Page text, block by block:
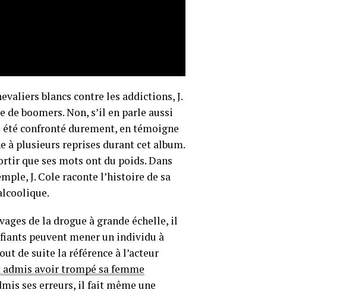
blancs contre les addictions, J.
boomers. Non, s’il en parle aussi
confronté durement, en témoigne
à plusieurs reprises durant cet album.
que ses mots ont du poids. Dans
J. Cole raconte l’histoire de sa
de la drogue à grande échelle, il
peuvent mener un individu à
de suite la référence à l’acteur
avoir trompé sa femme
ses erreurs, il fait même une